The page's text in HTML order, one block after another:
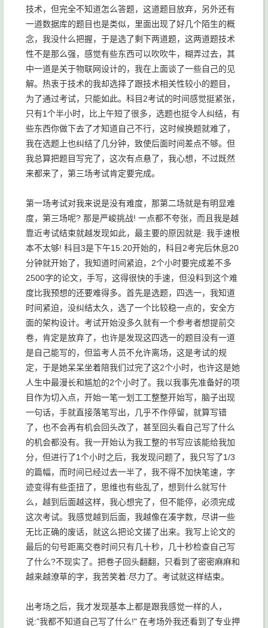
技术，但完全不知道怎么答题，这道题目放弃，另外还有
一道数据库的题目也是类似，里面出现了好几个陌生的概
念，我没什么把握，于是选了剩下两道题，这两道题技术
性不是那么强，感觉有些东西可以吹吹牛，糊弄过去，其
中一道是关于物联网设计的，我在上面谈了一些自己的见
解。热衷于技术的我却选择了跟技术相关性较小的题目，
为了通过考试，只能如此。科目2考试的时间感觉挺紧张，
只有1个半小时，比上午短了很多，选题也挺令人纠结，有
些东西你做下去了才知道自己不行，这时候换题就难了，
我在选题上也纠结了几分钟，致使后面时间差点不够。但
我总算把题目写完了，这次有点悬了，我心想，不过既然
来都来了，第三场考试肯定要完成。
第一场考试对我来说是没有难度，那第二场就是有明显难
度，第三场呢? 那是严峻挑战! 一点都不夸张，而且我是越
靠近考试结束就越发现如此，最主要的原因就是: 我手速根
本不太够! 科目3是下午15:20开始的，科目2考完后休息20
分钟就开始了，我知道时间紧迫，2个小时要完成差不多
2500字的论文，手写，这得很快的手速，但没料到这个难
度比我预想的还要难得多。首先是选题，四选一，我知道
时间紧迫，没纠结太久，选了一个比较稳一点的，安全方
面的架构设计。考试开始没多久就有一个参考者想提前交
卷，肯定是放弃了，也许是发现这四选一的题目没有一道
是自己能写的，但监考人员不允许离场，这是考试的规
定，于是她呆呆坐着陪我们过完了这2个小时，也许这是她
人生中最漫长和尴尬的2个小时了。我以我事先准备好的项
目作为切入点，开始一笔一划工工整整开始写，脑子出现
一句话，手就直接落笔写出，几乎不作停留，就算写错
了，也不会再有机会回头改了，甚至回头看自己写了什么
的机会都没有。我一开始认为我工整的书写应该能给我加
分，但进行了1个小时之后，我发现问题了，我只写了1/3
的篇幅，而时间已经过去一半了，我不得不加快笔速，字
迹变得有些歪扭了，思维也有些乱了，想到什么就写什
么，越到后面越这样，我心想完了，但不能停，必须完成
这次考试。我感觉越到后面，我越像在凑字数，尽讲一些
无比正确的废话，就这么把论文搓了出来。我写上论文的
最后的句号距离交卷时间只有几十秒，几十秒检查自己写
了什么?不现实了。把卷子回头翻翻，只看到了密密麻麻和
越来越潦草的字，我苦笑着:尽力了。考试就这样结束。
出考场之后，我才发现基本上都是跟我感觉一样的人，
说:"我都不知道自己写了什么!" 在考场外我还看到了专业押